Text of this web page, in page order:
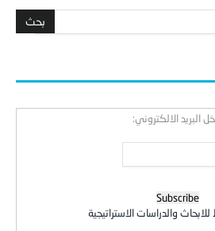
البريد الالكتروني:
للابحاث والدراسات الاستراتيجية